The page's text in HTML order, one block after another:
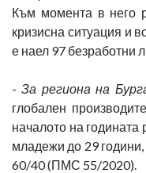
Към момента в него
кризисна ситуация и
е наел 97 безработни
-За региона на
глобален
началото на годината
младежи до 29 години,
60/40 (ПМС 55/2020).